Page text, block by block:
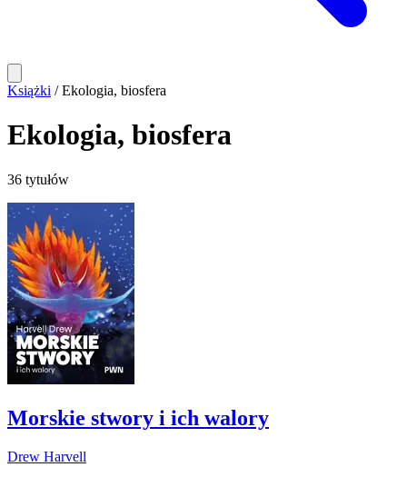
Książki / Ekologia, biosfera
Ekologia, biosfera
36 tytułów
Morskie stwory i ich walory
Drew Harvell